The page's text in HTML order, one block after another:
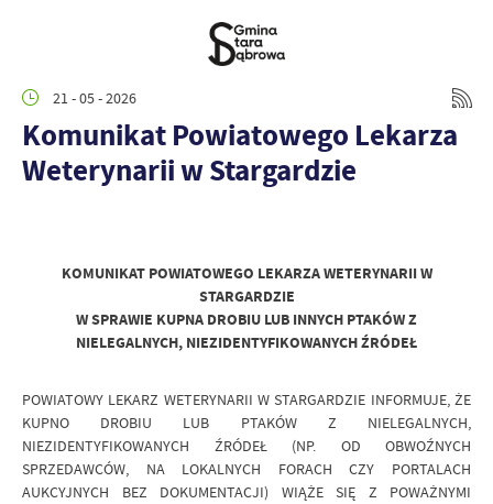
21 - 05 - 2026
Komunikat Powiatowego Lekarza
Weterynarii w Stargardzie
KOMUNIKAT POWIATOWEGO LEKARZA WETERYNARII W
STARGARDZIE
W SPRAWIE KUPNA DROBIU LUB INNYCH PTAKÓW Z
NIELEGALNYCH, NIEZIDENTYFIKOWANYCH ŹRÓDEŁ
POWIATOWY LEKARZ WETERYNARII W STARGARDZIE INFORMUJE, ŻE
KUPNO DROBIU LUB PTAKÓW Z NIELEGALNYCH,
NIEZIDENTYFIKOWANYCH ŹRÓDEŁ (NP. OD OBWOŹNYCH
SPRZEDAWCÓW, NA LOKALNYCH FORACH CZY PORTALACH
AUKCYJNYCH BEZ DOKUMENTACJI) WIĄŻE SIĘ Z POWAŻNYMI